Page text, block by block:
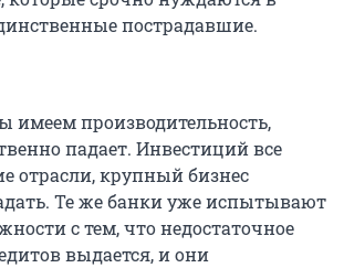
пострадавшие.
имеем производительность,
падает. Инвестиций все
отрасли, крупный бизнес
Те же банки уже испытывают
с тем, что недостаточное
выдается, и они